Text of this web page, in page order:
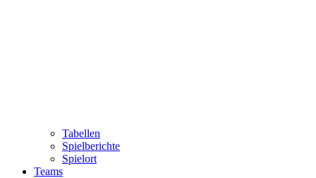
Tabellen
Spielberichte
Spielort
Teams